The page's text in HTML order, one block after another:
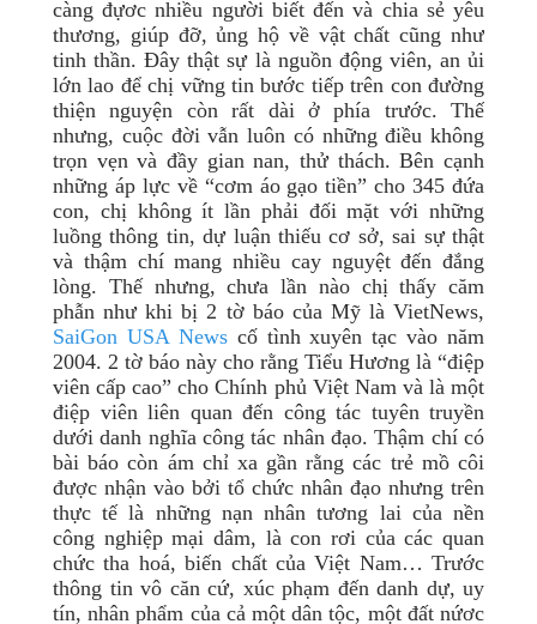
càng đựơc nhiều người biết đến và chia sẻ yêu
thương, giúp đỡ, ủng hộ về vật chất cũng như
tinh thần. Đây thật sự là nguồn động viên, an ủi
lớn lao để chị vững tin bước tiếp trên con đường
thiện nguyện còn rất dài ở phía trước. Thế
nhưng, cuộc đời vẫn luôn có những điều không
trọn vẹn và đầy gian nan, thử thách. Bên cạnh
những áp lực về “cơm áo gạo tiền” cho 345 đứa
con, chị không ít lần phải đối mặt với những
luồng thông tin, dự luận thiếu cơ sở, sai sự thật
và thậm chí mang nhiều cay nguyệt đến đắng
lòng. Thế nhưng, chưa lần nào chị thấy căm
phẫn như khi bị 2 tờ báo của Mỹ là VietNews,
SaiGon USA Newscố tình xuyên tạc vào năm
2004. 2 tờ báo này cho rằng Tiểu Hương là “điệp
viên cấp cao” cho Chính phủ Việt Nam và là một
điệp viên liên quan đến công tác tuyên truyền
dưới danh nghĩa công tác nhân đạo. Thậm chí có
bài báo còn ám chỉ xa gần rằng các trẻ mồ côi
được nhận vào bởi tổ chức nhân đạo nhưng trên
thực tế là những nạn nhân tương lai của nền
công nghiệp mại dâm, là con rơi của các quan
chức tha hoá, biến chất của Việt Nam… Trước
thông tin vô căn cứ, xúc phạm đến danh dự, uy
tín, nhân phẩm của cả một dân tộc, một đất nứơc